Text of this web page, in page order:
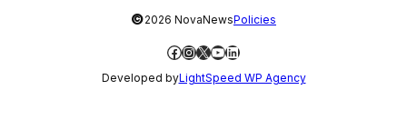
©2026 NovaNewsPolicies
Facebook
Instagram
X YouTube
LinkedIn
Developed byLightSpeed WP Agency